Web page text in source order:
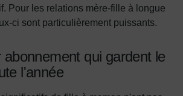
Pour les relations mère-fille à longue
ci sont particulièrement puissants.
abonnement qui gardent le
l'année